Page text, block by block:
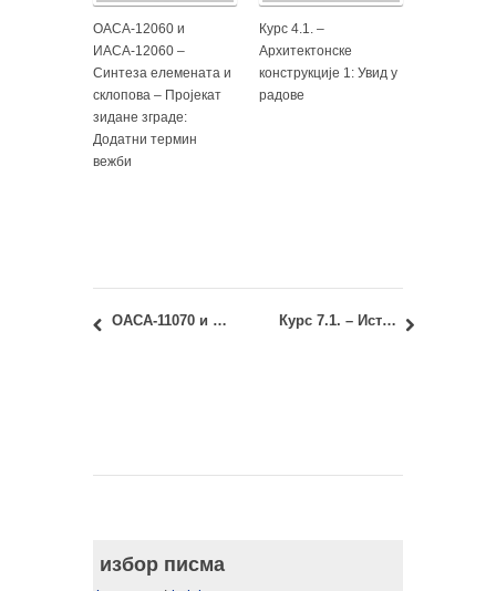
ОАСА-12060 и
ИАСА-12060 –
Синтеза елемената и
склопова – Пројекат
зидане зграде:
Додатни термин
вежби
Курс 4.1. –
Архитектонске
конструкције 1: Увид у
радове
ОАСА-11070 и ИАСА-11070 – Геометрија облика 1: Тест за студенте поновце Курс 7.1. – Историја архитектуре и насељавања 1: други колоквијум
избор писма